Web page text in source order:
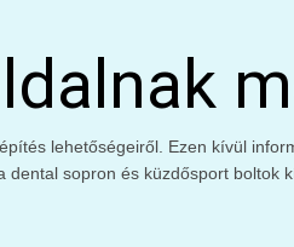
lehetőségeiről. Ezen kívül
sopron és küzdősport boltok